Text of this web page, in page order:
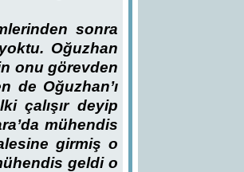
sonra
Oğuzhan
onu görevden
de Oğuzhan’ı
çalışır deyip
mühendis
girmiş o
geldi o